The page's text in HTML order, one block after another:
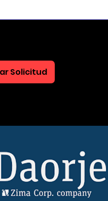
Solicitud